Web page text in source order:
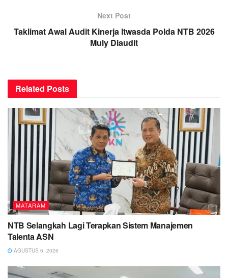
Next Post
Taklimat Awal Audit Kinerja Itwasda Polda NTB 2026
Muly Diaudit
Related Posts
MATARAM
NTB Selangkah Lagi Terapkan Sistem Manajemen
Talenta ASN
AGUSTUS 6, 2026